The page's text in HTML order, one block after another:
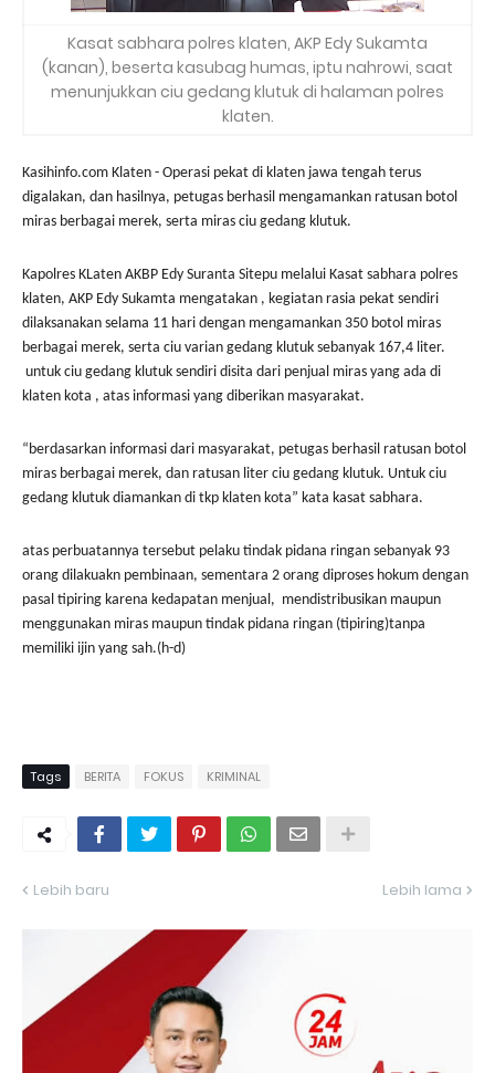
Kasat sabhara polres klaten, AKP Edy Sukamta
(kanan), beserta kasubag humas, iptu nahrowi, saat
menunjukkan ciu gedang klutuk di halaman polres
klaten.
Kasihinfo.com Klaten - Operasi pekat di klaten jawa tengah terus
digalakan, dan hasilnya, petugas berhasil mengamankan ratusan botol
miras berbagai merek, serta miras ciu gedang klutuk.
Kapolres KLaten AKBP Edy Suranta Sitepu melalui Kasat sabhara polres
klaten, AKP Edy Sukamta mengatakan , kegiatan rasia pekat sendiri
dilaksanakan selama 11 hari dengan mengamankan 350 botol miras
berbagai merek, serta ciu varian gedang klutuk sebanyak 167,4 liter.
untuk ciu gedang klutuk sendiri disita dari penjual miras yang ada di
klaten kota , atas informasi yang diberikan masyarakat.
“berdasarkan informasi dari masyarakat, petugas berhasil ratusan botol
miras berbagai merek, dan ratusan liter ciu gedang klutuk. Untuk ciu
gedang klutuk diamankan di tkp klaten kota” kata kasat sabhara.
atas perbuatannya tersebut pelaku tindak pidana ringan sebanyak 93
orang dilakuakn pembinaan, sementara 2 orang diproses hokum dengan
pasal tipiring karena kedapatan menjual, mendistribusikan maupun
menggunakan miras maupun tindak pidana ringan (tipiring)tanpa
memiliki ijin yang sah.(h-d)
Tags BERITA FOKUS KRIMINAL
Lebih baru Lebih lama